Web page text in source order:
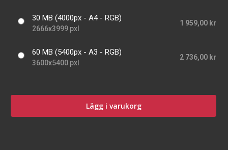
30 MB (4000px - A4 - RGB)
2666x3999 pxl
1 959,00 kr
60 MB (5400px - A3 - RGB)
3600x5400 pxl
2 736,00 kr
Lägg i varukorg